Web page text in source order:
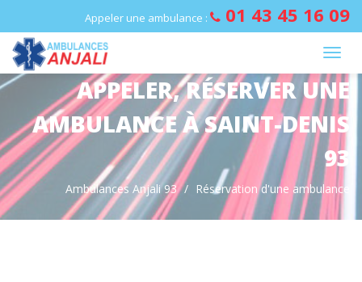
Appeler une ambulance : 01 43 45 16 09
APPELER, RÉSERVER UNE
AMBULANCE À SAINT-DENIS
93
Ambulances Anjali 93 Réservation d'une ambulance